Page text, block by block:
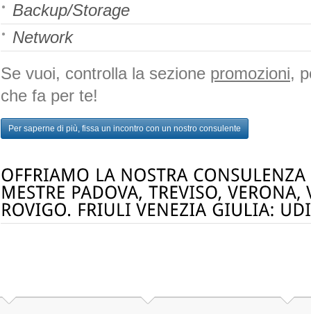
Backup/Storage
Network
Se vuoi, controlla la sezione promozioni,
che fa per te!
Per saperne di più, fissa un incontro con un nostro consulente